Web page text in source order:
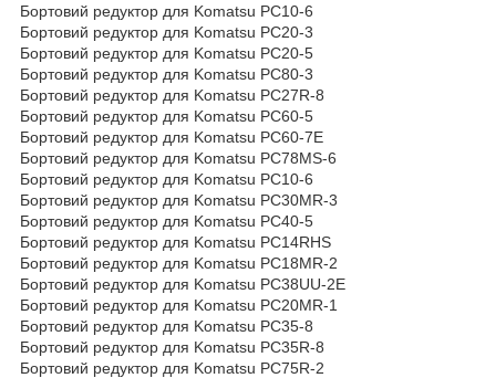
Бортовий редуктор для Komatsu PC10-6
Бортовий редуктор для Komatsu PC20-3
Бортовий редуктор для Komatsu PC20-5
Бортовий редуктор для Komatsu PC80-3
Бортовий редуктор для Komatsu PC27R-8
Бортовий редуктор для Komatsu PC60-5
Бортовий редуктор для Komatsu PC60-7E
Бортовий редуктор для Komatsu PC78MS-6
Бортовий редуктор для Komatsu PC10-6
Бортовий редуктор для Komatsu PC30MR-3
Бортовий редуктор для Komatsu PC40-5
Бортовий редуктор для Komatsu PC14RHS
Бортовий редуктор для Komatsu PC18MR-2
Бортовий редуктор для Komatsu PC38UU-2E
Бортовий редуктор для Komatsu PC20MR-1
Бортовий редуктор для Komatsu PC35-8
Бортовий редуктор для Komatsu PC35R-8
Бортовий редуктор для Komatsu PC75R-2